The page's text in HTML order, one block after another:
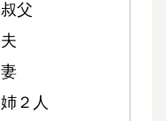
叔父
夫
妻
姉２人